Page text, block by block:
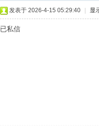
发表于 2026-4-15 05:29:40 显
已私信